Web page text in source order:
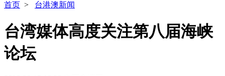
首页 > 台港澳新闻
台湾媒体高度关注第八届海峡
论坛